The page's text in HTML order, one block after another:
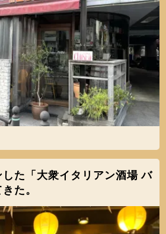
た「大衆イタリアン酒場 バ
た。